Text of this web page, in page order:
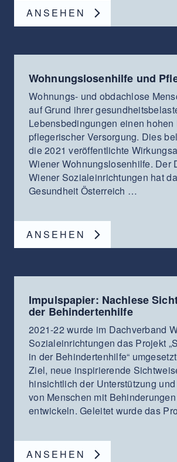
ANSEHEN
Wohnungslosenhilfe und
Wohnungs- und obdachlose
auf Grund ihrer
Lebensbedingungen einen hohen
pflegerischer Versorgung. Dies
die 2021 veröffentlichte
Wiener Wohnungslosenhilfe. Der
Wiener Sozialeinrichtungen hat
Gesundheit Österreich …
ANSEHEN
Impulspapier: Nachlese
der Behindertenhilfe
2021-22 wurde im Dachverband
Sozialeinrichtungen das Projekt
in der Behindertenhilfe“
Ziel, neue inspirierende
hinsichtlich der Unterstützung
von Menschen mit
entwickeln. Geleitet wurde das
ANSEHEN